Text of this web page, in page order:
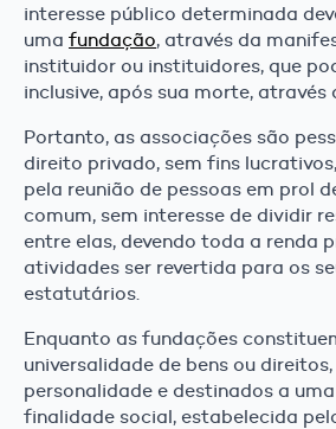
interesse público determinada
uma fundação, através da
instituidor ou instituidores, que
inclusive, após sua morte,
Portanto, as associações são
direito privado, sem fins
pela reunião de pessoas em prol
comum, sem interesse de dividir
entre elas, devendo toda a renda
atividades ser revertida para os
estatutários.
Enquanto as fundações
universalidade de bens ou
personalidade e destinados a
finalidade social, estabelecida